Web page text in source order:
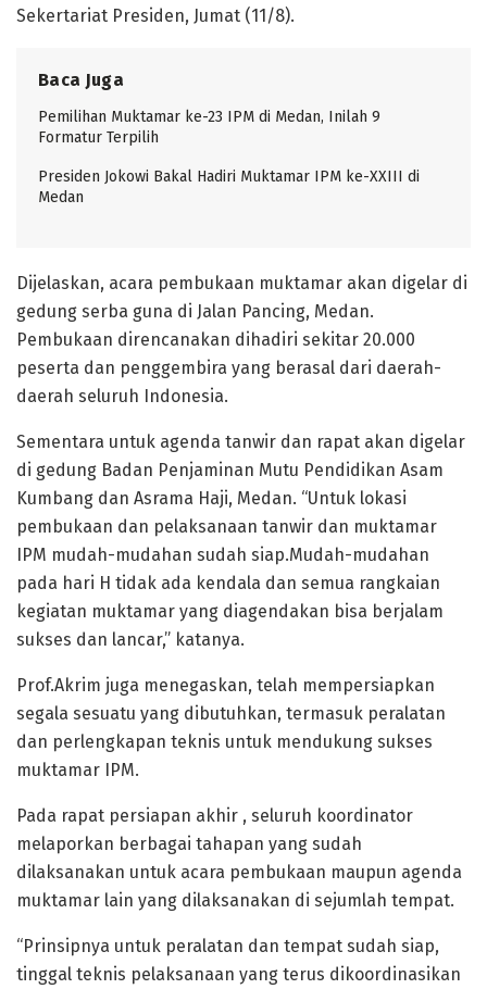
Sekertariat Presiden, Jumat (11/8).
Baca Juga
Pemilihan Muktamar ke-23 IPM di Medan, Inilah 9
Formatur Terpilih
Presiden Jokowi Bakal Hadiri Muktamar IPM ke-XXIII di
Medan
Dijelaskan, acara pembukaan muktamar akan digelar di
gedung serba guna di Jalan Pancing, Medan.
Pembukaan direncanakan dihadiri sekitar 20.000
peserta dan penggembira yang berasal dari daerah-
daerah seluruh Indonesia.
Sementara untuk agenda tanwir dan rapat akan digelar
di gedung Badan Penjaminan Mutu Pendidikan Asam
Kumbang dan Asrama Haji, Medan. “Untuk lokasi
pembukaan dan pelaksanaan tanwir dan muktamar
IPM mudah-mudahan sudah siap.Mudah-mudahan
pada hari H tidak ada kendala dan semua rangkaian
kegiatan muktamar yang diagendakan bisa berjalam
sukses dan lancar,” katanya.
Prof.Akrim juga menegaskan, telah mempersiapkan
segala sesuatu yang dibutuhkan, termasuk peralatan
dan perlengkapan teknis untuk mendukung sukses
muktamar IPM.
Pada rapat persiapan akhir , seluruh koordinator
melaporkan berbagai tahapan yang sudah
dilaksanakan untuk acara pembukaan maupun agenda
muktamar lain yang dilaksanakan di sejumlah tempat.
“Prinsipnya untuk peralatan dan tempat sudah siap,
tinggal teknis pelaksanaan yang terus dikoordinasikan